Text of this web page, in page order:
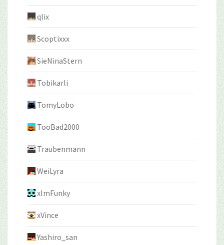
qlix
Scoptixxx
SieNinaStern
Tobikarli
TomyLobo
TooBad2000
Traubenmann
WeiLyra
xImFunky
xVince
Yashiro_san